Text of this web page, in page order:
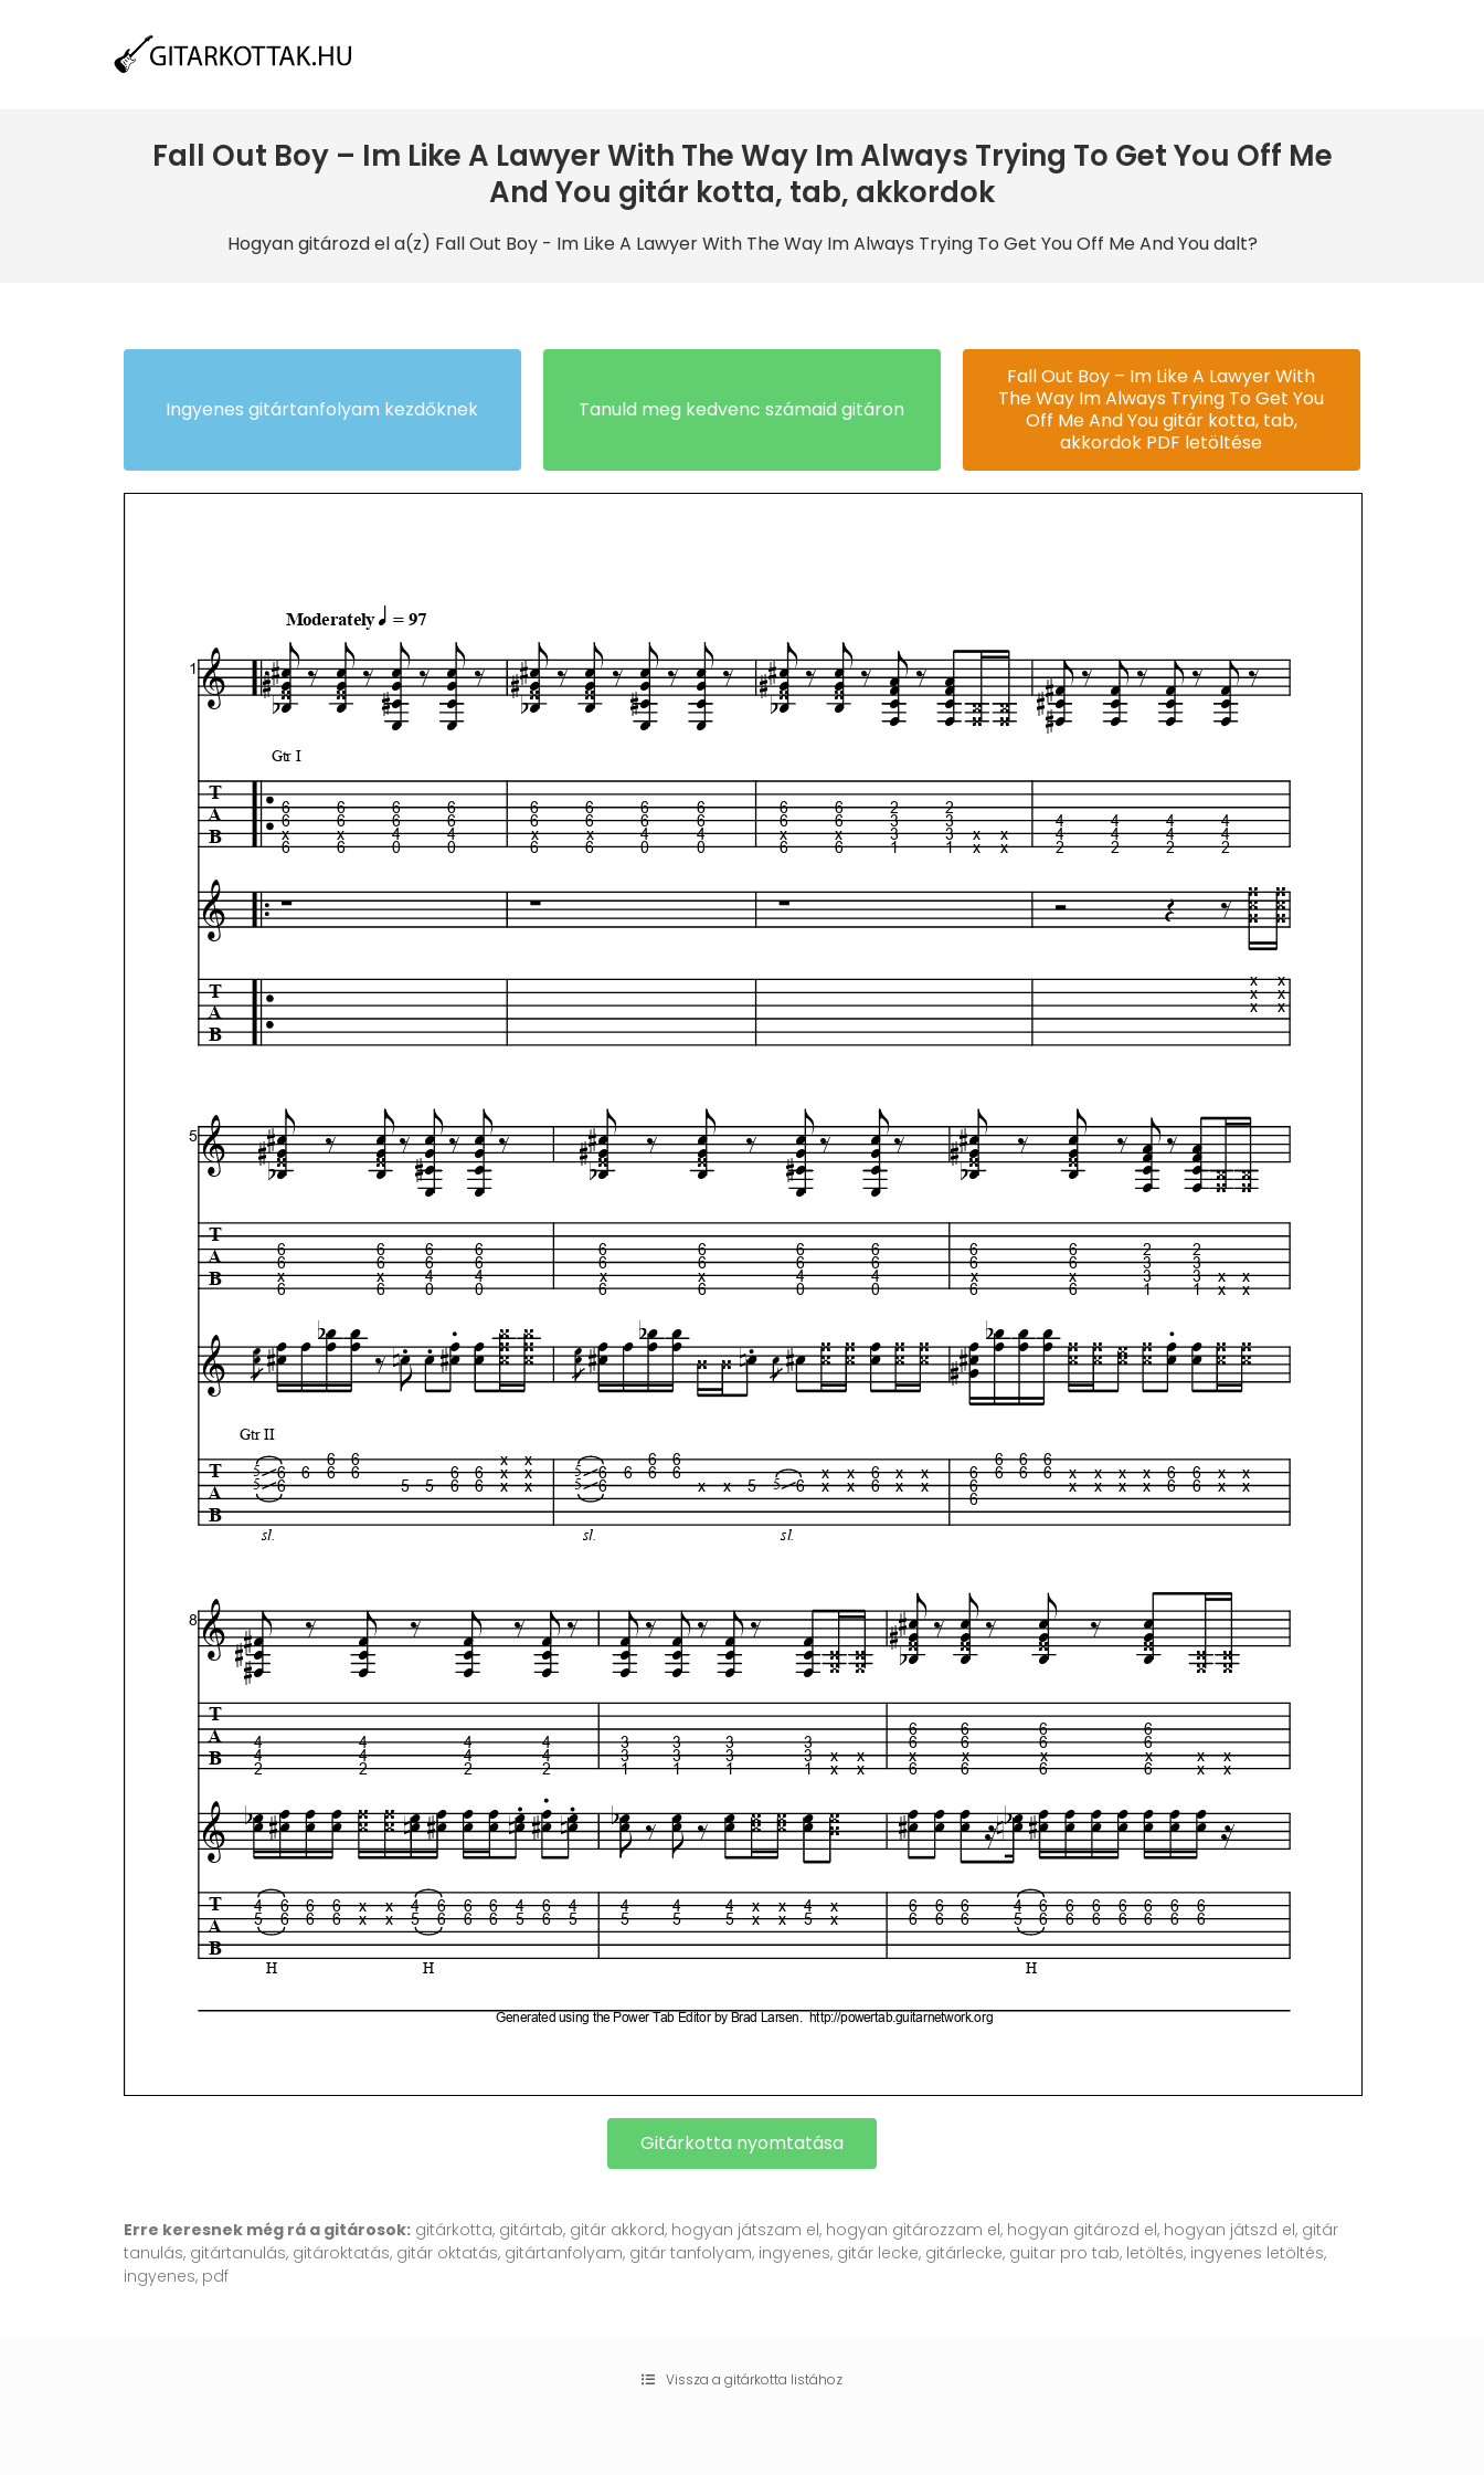
Fall Out Boy – Im Like A Lawyer With The Way Im Always Trying To Get You Off Me
And You gitár kotta, tab, akkordok
Hogyan gitározd el a(z) Fall Out Boy- Im Like A Lawyer With The Way Im Always Trying To Get You Off Me And You dalt?
Ingyenes gitártanfolyam kezdőknek Tanuld meg kedvenc számaid gitáron
Fall Out Boy – Im Like A Lawyer With
The Way Im Always Trying To Get You
Off Me And You gitár kotta, tab,
akkordok PDF letöltése
Gitárkotta nyomtatása
Erre keresnek még rá a gitárosok: gitárkotta, gitártab, gitár akkord, hogyan játszam el, hogyan gitározzam el, hogyan gitározd el, hogyan játszd el, gitár
tanulás, gitártanulás, gitároktatás, gitár oktatás, gitártanfolyam, gitár tanfolyam, ingyenes, gitár lecke, gitárlecke, guitar pro tab, letöltés, ingyenes letöltés,
ingyenes, pdf
Vissza a gitárkotta listához